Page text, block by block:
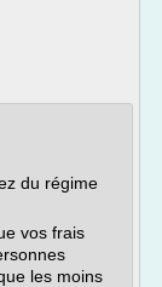
du régime
vos frais
les moins